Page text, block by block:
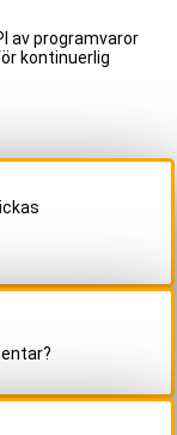
av programvaror
kontinuerlig